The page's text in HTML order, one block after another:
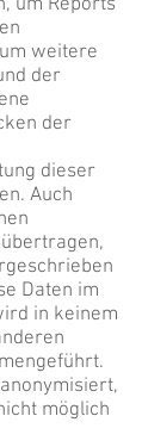
um Reports
weitere
der
der
dieser
Auch
Daten im
in keinem
möglich